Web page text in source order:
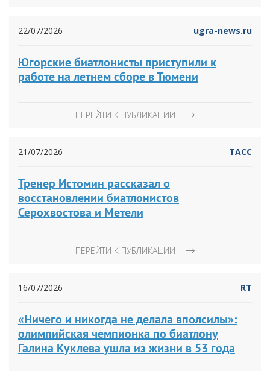
22/07/2026 ugra-news.ru
Югорские биатлонисты приступили к
работе на летнем сборе в Тюмени
ПЕРЕЙТИ К ПУБЛИКАЦИИ
21/07/2026 ТАСС
Тренер Истомин рассказал о
восстановлении биатлонистов
Серохвостова и Метели
ПЕРЕЙТИ К ПУБЛИКАЦИИ
16/07/2026 RT
«Ничего и никогда не делала вполсилы»:
олимпийская чемпионка по биатлону
Галина Куклева ушла из жизни в 53 года